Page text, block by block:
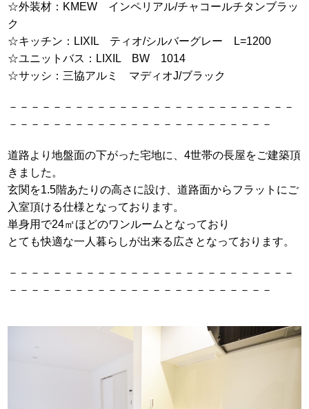
☆外装材：KMEW インペリアル/チャコールチタンブラッ
ク
☆キッチン：LIXIL ティオ/シルバーグレー L=1200
☆ユニットバス：LIXIL BW 1014
☆サッシ：三協アルミ マディオJ/ブラック
－－－－－－－－－－－－－－－－－－－－－－－－－－
－－－－－－－－－－－－－－－－－－－－－－－－
道路より地盤面の下がった宅地に、4世帯の長屋をご建築頂
きました。
玄関を1.5階あたりの高さに設け、道路面からフラットにご
入室頂ける仕様となっております。
単身用で24㎡ほどのワンルームとなっており
とても快適な一人暮らしが出来る広さとなっております。
－－－－－－－－－－－－－－－－－－－－－－－－－－
－－－－－－－－－－－－－－－－－－－－－－－－